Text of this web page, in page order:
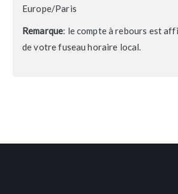
Europe/Paris
Remarque: le compte à rebours est
de votre fuseau horaire local.